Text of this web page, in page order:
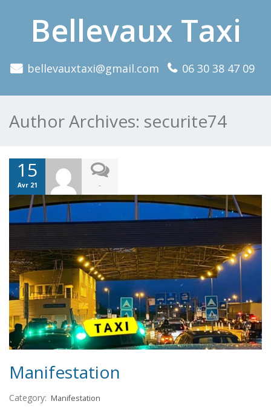
Bellevaux Taxi
bellevauxtaxi@gmail.com 06 30 38 47 09
Author Archives: securite74
15
Avr 21 -
Manifestation
Category: Manifestation